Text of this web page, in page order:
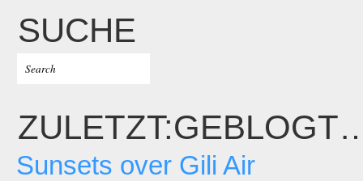
SUCHE
Sunsets over Gili Air